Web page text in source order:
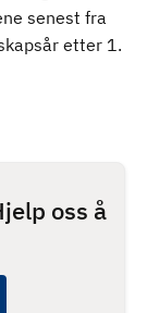
senest fra
etter 1.
oss å